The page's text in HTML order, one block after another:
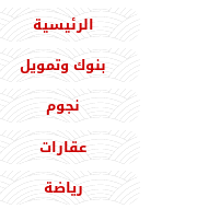
الرئيسية
بنوك وتمويل
نجوم
عقارات
رياضة